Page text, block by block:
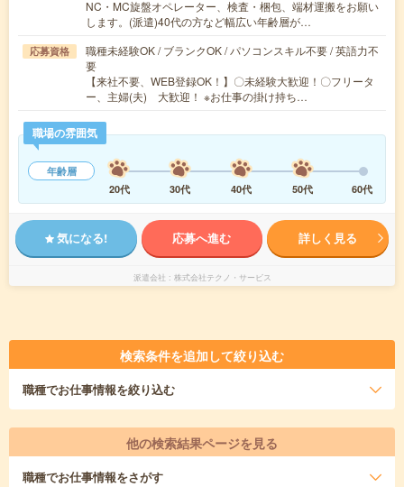
NC・MC旋盤オペレーター、検査・梱包、端材運搬をお願い
します。(派遣)40代の方など幅広い年齢層が…
応募資格
職種未経験OK / ブランクOK / パソコンスキル不要 / 英語力不
要
【来社不要、WEB登録OK！】〇未経験大歓迎！〇フリータ
ー、主婦(夫) 大歓迎！ ※お仕事の掛け持ち…
職場の雰囲気
年齢層
20代
30代 40代 50代 60代
気になる! 応募へ進む 詳しく見る
派遣会社 株式会社テクノ・サービス
検索条件を追加して絞り込む
職種でお仕事情報を絞り込む
他の検索結果ページを見る
職種でお仕事情報をさがす